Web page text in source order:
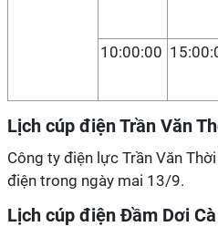
10:00:00
Lịch cúp điện Trần Văn
Công ty điện lực Trần Văn
điện trong ngày mai 13/9.
Lịch cúp điện Đầm Dơi